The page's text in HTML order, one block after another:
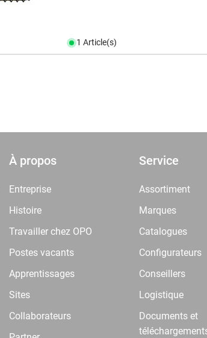
1 Article(s)
À propos
Entreprise
Histoire
Travailler chez OPO
Postes vacants
Apprentissages
Sites
Collaborateurs
Service
Assortiment
Marques
Catalogues
Configurateurs
Conseillers
Logistique
Documents et